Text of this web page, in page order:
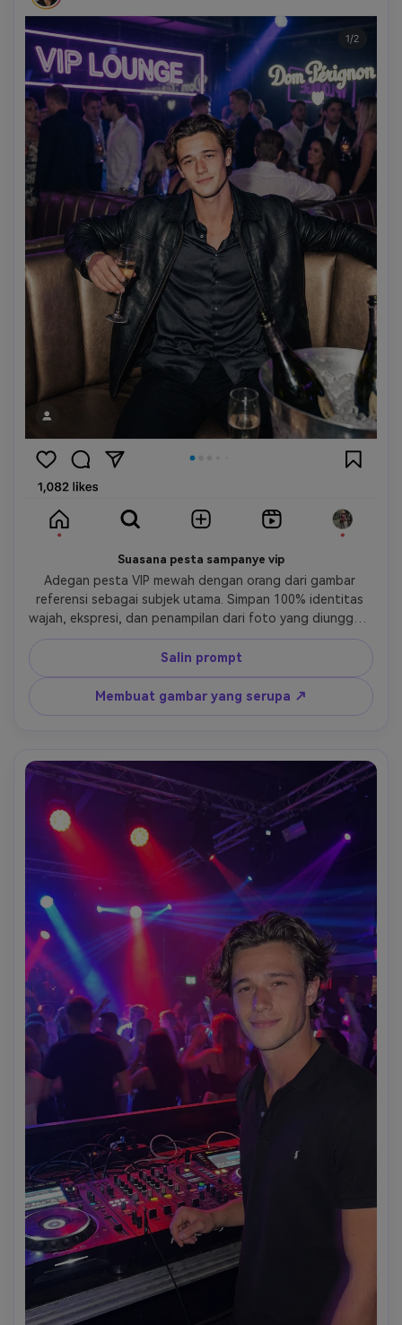
Suasana pesta sampanye vip
Adegan pesta VIP mewah dengan orang dari gambar
referensi sebagai subjek utama. Simpan 100% identitas
wajah, ekspresi, dan penampilan dari foto yang diunggah.
Adegan tersebut berlangsung di ruang tunggu klub
malam eksklusif dengan botol sampanye, tanda neon
bercahaya, lampu ungu dan biru lembut, dan suasana
pesta kelas atas. Pakaian pesta yang bergaya, pose
percaya diri, flash kamera alami dicampur dengan
tidak ada anime, tidak ada penampilan buatan. Tampak
seperti foto pesta vip asli yang dibagikan di instagram.
Salin prompt
Membuat gambar yang serupa ↗